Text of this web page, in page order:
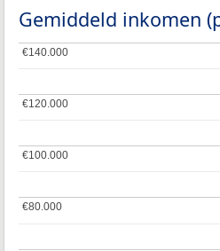
Gemiddeld inkomen
€80.000
€80.000
€100.000
€100.000
€120.000
€120.000
€140.000
€140.000